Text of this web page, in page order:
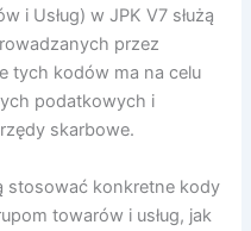
i Usług) w JPK V7 służą
przez
tych kodów ma na celu
podatkowych i
skarbowe.
stosować konkretne kody
towarów i usług, jak